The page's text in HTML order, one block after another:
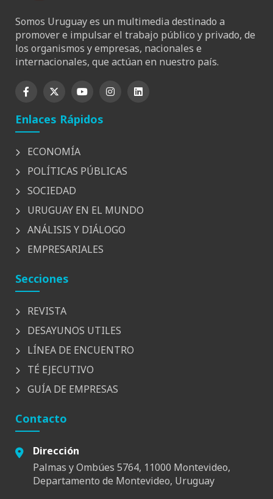
Somos Uruguay es un multimedia destinado a
promover e impulsar el trabajo público y privado, de
los organismos y empresas, nacionales e
internacionales, que actúan en nuestro país.
Enlaces Rápidos
ECONOMÍA
POLÍTICAS PÚBLICAS
SOCIEDAD
URUGUAY EN EL MUNDO
ANÁLISIS Y DIÁLOGO
EMPRESARIALES
Secciones
REVISTA
DESAYUNOS UTILES
LÍNEA DE ENCUENTRO
TÉ EJECUTIVO
GUÍA DE EMPRESAS
Contacto
Dirección
Palmas y Ombúes 5764, 11000 Montevideo,
Departamento de Montevideo, Uruguay